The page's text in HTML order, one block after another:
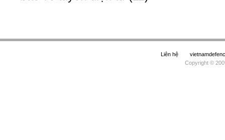
Liên hệ
Copyright ©